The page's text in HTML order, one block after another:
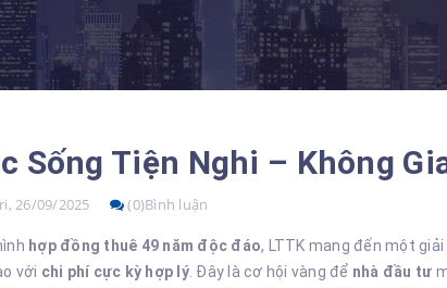
Sống Tiện Nghi – Không
26/09/2025 (0)Bình luận
hợp đồng thuê 49 năm độc đáo, LTTK mang đến một
với chi phí cực kỳ hợp lý. Đây là cơ hội vàng để nhà đầu tư